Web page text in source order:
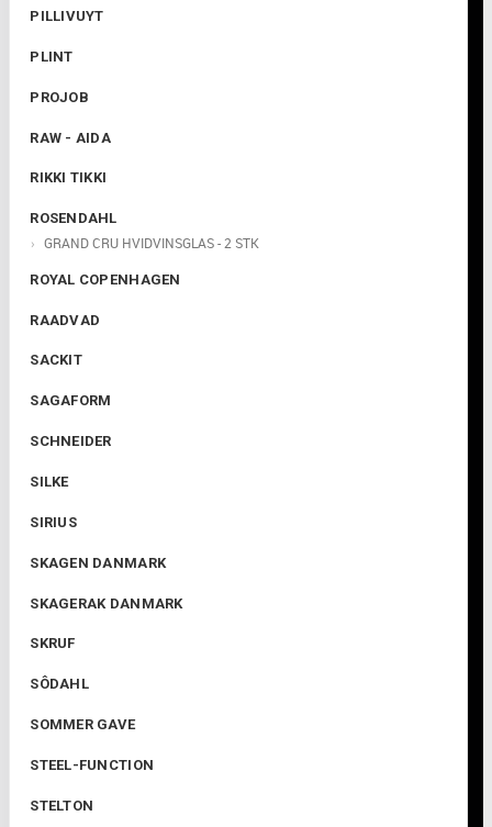
PILLIVUYT
PLINT
PROJOB
RAW - AIDA
RIKKI TIKKI
ROSENDAHL
GRAND CRU HVIDVINSGLAS - 2 STK
ROYAL COPENHAGEN
RAADVAD
SACKIT
SAGAFORM
SCHNEIDER
SILKE
SIRIUS
SKAGEN DANMARK
SKAGERAK DANMARK
SKRUF
SÔDAHL
SOMMER GAVE
STEEL-FUNCTION
STELTON